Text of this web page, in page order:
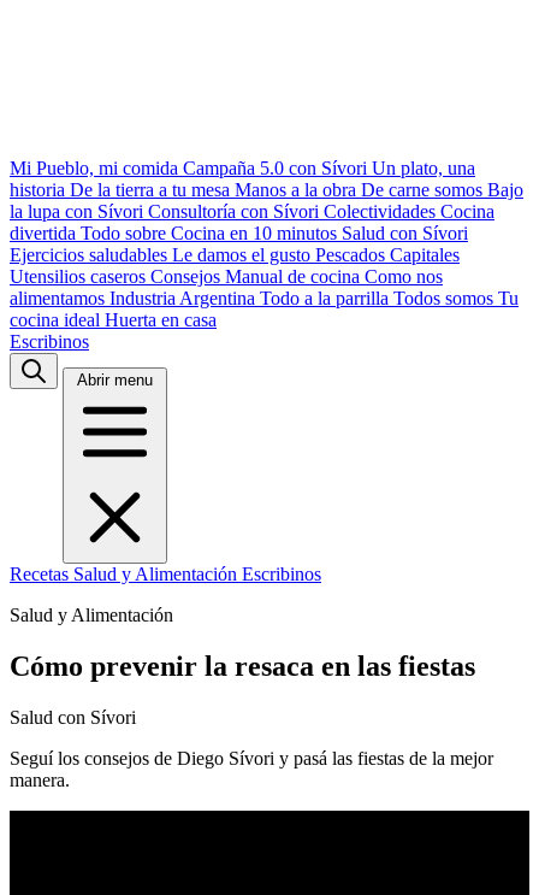
Mi Pueblo, mi comida Campaña 5.0 con Sívori Un plato, una
historia De la tierra a tu mesa Manos a la obra De carne somos Bajo
la lupa con Sívori Consultoría con Sívori Colectividades Cocina
divertida Todo sobre Cocina en 10 minutos Salud con Sívori
Ejercicios saludables Le damos el gusto Pescados Capitales
Utensilios caseros Consejos Manual de cocina Como nos
alimentamos Industria Argentina Todo a la parrilla Todos somos Tu
cocina ideal Huerta en casa
Escribinos
Abrir menu
Recetas Salud y Alimentación Escribinos
Salud y Alimentación
Cómo prevenir la resaca en las fiestas
Salud con Sívori
Seguí los consejos de Diego Sívori y pasá las fiestas de la mejor
manera.